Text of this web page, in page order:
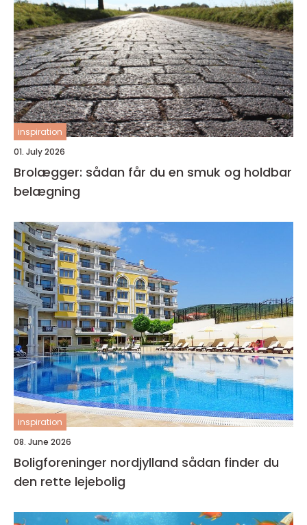
inspiration
01. July 2026
Brolægger: sådan får du en smuk og holdbar
belægning
inspiration
08. June 2026
Boligforeninger nordjylland sådan finder du
den rette lejebolig